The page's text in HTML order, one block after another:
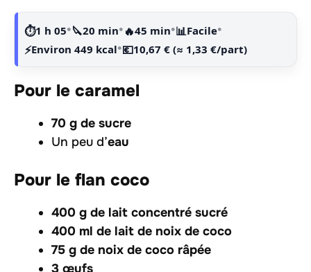
⏱️1 h 05•🔪20 min•🔥45 min•📊Facile•
⚡Environ 449 kcal•💶10,67 € (≈ 1,33 €/part)
Pour le caramel
70 g de sucre
Un peu d’eau
Pour le flan coco
400 g de lait concentré sucré
400 ml de lait de noix de coco
75 g de noix de coco râpée
3 œufs